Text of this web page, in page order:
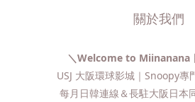
關於我們
＼Welcome to Miinanana
USJ 大阪環球影城｜Snoopy專
每月日韓連線＆長駐大阪日本